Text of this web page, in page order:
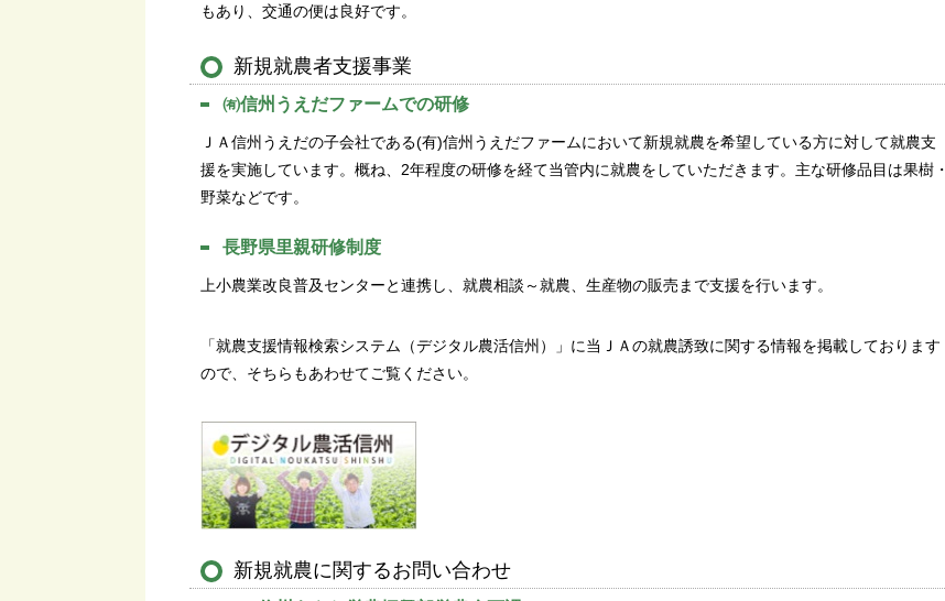
もあり、交通の便は良好です。
新規就農者支援事業
㈲信州うえだファームでの研修
ＪＡ信州うえだの子会社である(有)信州うえだファームにおいて新規就農を希望している方に対して就農支
援を実施しています。概ね、2年程度の研修を経て当管内に就農をしていただきます。主な研修品目は果樹・
野菜などです。
長野県里親研修制度
上小農業改良普及センターと連携し、就農相談～就農、生産物の販売まで支援を行います。
「就農支援情報検索システム（デジタル農活信州）」に当ＪＡの就農誘致に関する情報を掲載しております
ので、そちらもあわせてご覧ください。
新規就農に関するお問い合わせ